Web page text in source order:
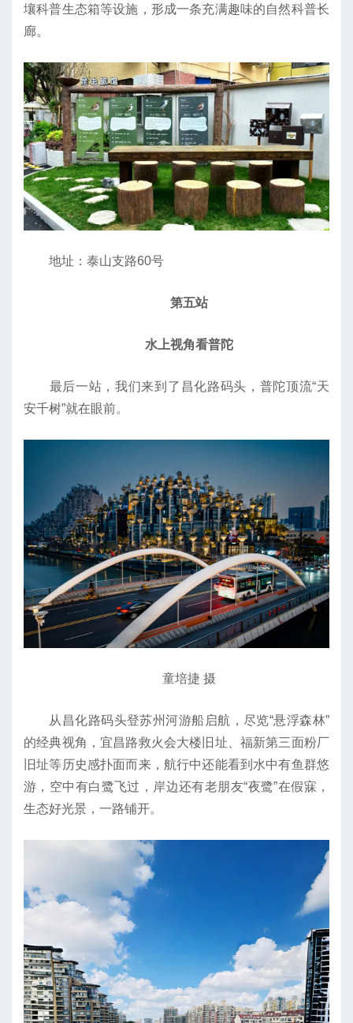
壤科普生态箱等设施，形成一条充满趣味的自然科普长
廊。
地址：泰山支路60号
第五站
水上视角看普陀
最后一站，我们来到了昌化路码头，普陀顶流“天
安千树”就在眼前。
童培捷 摄
从昌化路码头登苏州河游船启航，尽览“悬浮森林”
的经典视角，宜昌路救火会大楼旧址、福新第三面粉厂
旧址等历史感扑面而来，航行中还能看到水中有鱼群悠
游，空中有白鹭飞过，岸边还有老朋友“夜鹭”在假寐，
生态好光景，一路铺开。